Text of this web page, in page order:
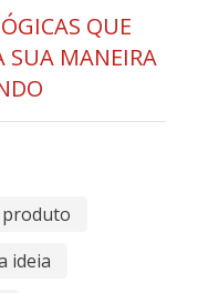
QUE
SUA MANEIRA
ideia